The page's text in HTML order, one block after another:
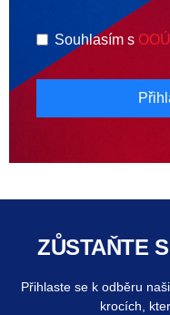
Souhlasím s OOÚ
ZŮSTAŇTE
Přihlaste se k odběru
krocích,